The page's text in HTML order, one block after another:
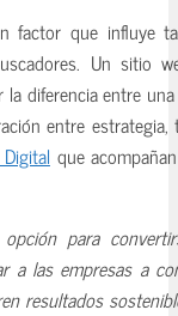
factor que influye
Un sitio
diferencia entre
entre
que
para
a las empresas a
resultados